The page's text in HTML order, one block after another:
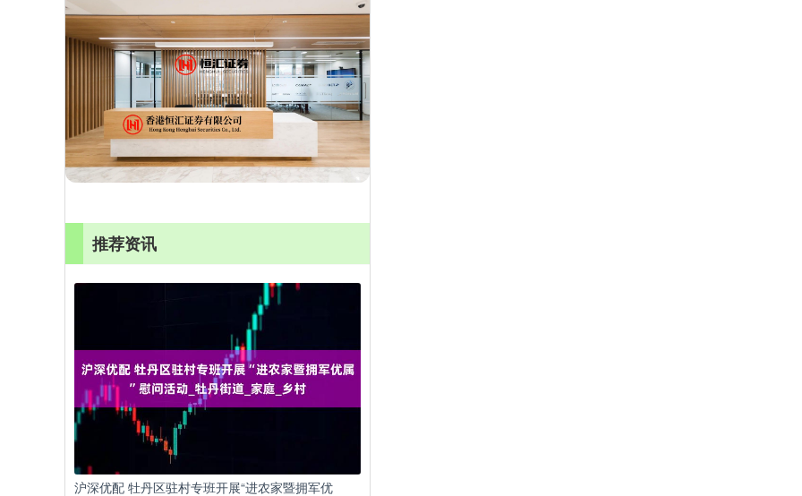
推荐资讯
沪深优配 牡丹区驻村专班开展“进农家暨拥军优